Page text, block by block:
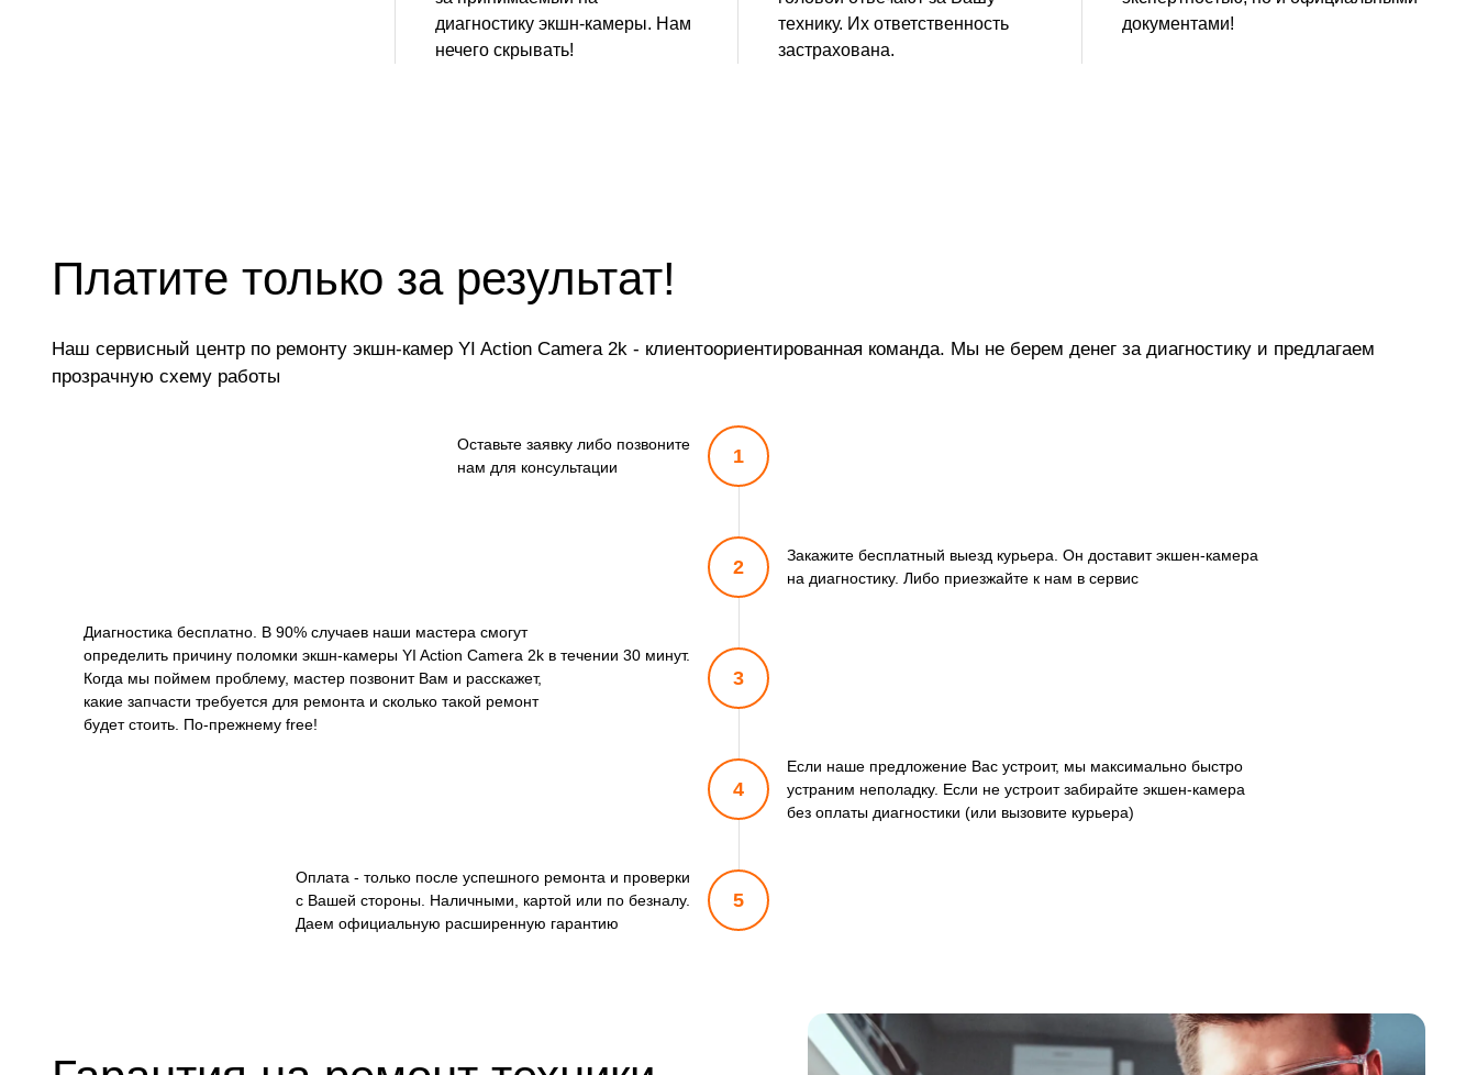
диагностику экшн-камеры. Нам
нечего скрывать!
технику. Их ответственность
застрахована.
документами!
Платите только за результат!
Наш сервисный центр по ремонту экшн-камер YI Action Camera 2k - клиентоориентированная команда. Мы не берем денег за диагностику и предлагаем
прозрачную схему работы
Оставьте заявку либо позвоните
нам для консультации
Диагностика бесплатно. В 90% случаев наши мастера смогут
определить причину поломки экшн-камеры YI Action Camera 2k в течении 30 минут.
Когда мы поймем проблему, мастер позвонит Вам и расскажет,
какие запчасти требуется для ремонта и сколько такой ремонт
будет стоить. По-прежнему free!
Оплата - только после успешного ремонта и проверки
с Вашей стороны. Наличными, картой или по безналу.
Даем официальную расширенную гарантию
1
2
3
4
5
Закажите бесплатный выезд курьера. Он доставит экшен-камера
на диагностику. Либо приезжайте к нам в сервис
Если наше предложение Вас устроит, мы максимально быстро
устраним неполадку. Если не устроит забирайте экшен-камера
без оплаты диагностики (или вызовите курьера)